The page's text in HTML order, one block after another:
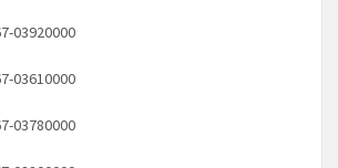
03920000
03610000
03780000